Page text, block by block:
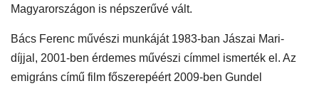
Magyarországon is népszerűvé vált.
Bács Ferenc művészi munkáját 1983-ban Jászai Mari-
díjjal, 2001-ben érdemes művészi címmel ismerték el. Az
emigráns című film főszerepéért 2009-ben Gundel